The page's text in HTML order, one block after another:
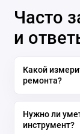
Часто
и
Какой
ремонта?
Нужно ли
инструмент?